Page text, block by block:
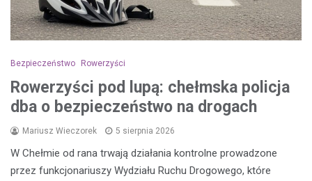
Bezpieczeństwo Rowerzyści
Rowerzyści pod lupą: chełmska policja
dba o bezpieczeństwo na drogach
Mariusz Wieczorek 5 sierpnia 2026
W Chełmie od rana trwają działania kontrolne prowadzone
przez funkcjonariuszy Wydziału Ruchu Drogowego, które